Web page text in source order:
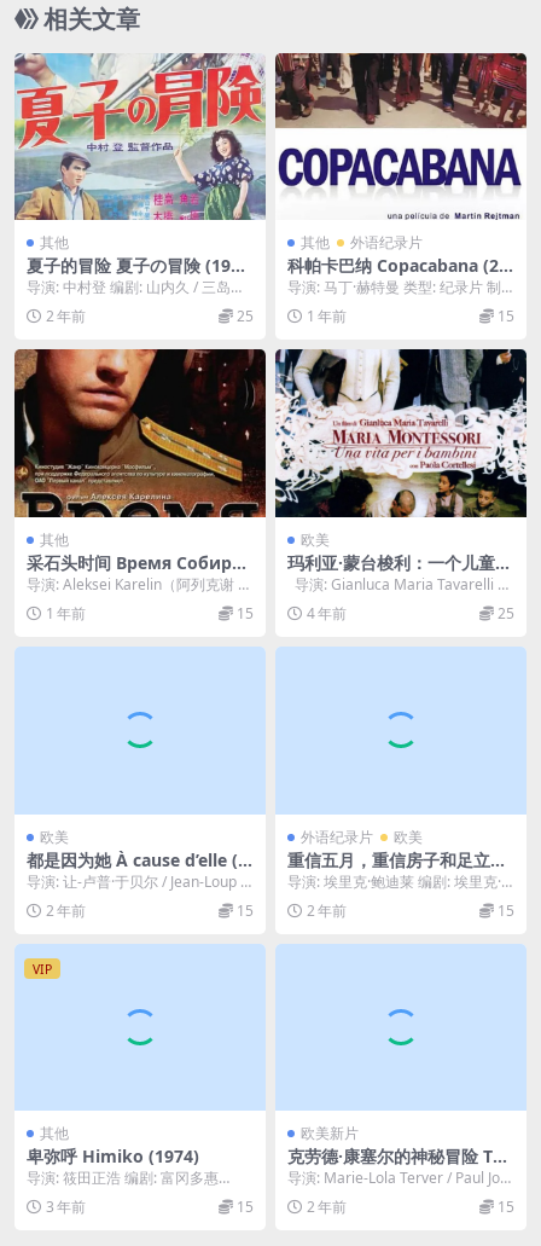
相关文章
其他
夏子的冒险 夏子の冒険 (195
3)
导演: 中村登 编剧: 山内久 / 三岛由
纪夫 主演: 角梨枝子 / 若原雅夫 ...
2 年前 25
其他 外语纪录片
科帕卡巴纳 Copacabana (20
06)
导演: 马丁·赫特曼 类型: 纪录片 制
片国家/地区: 阿根廷 片长: 56分钟...
1 年前 15
其他
采石头时间 Время Собират
ь Камни (2005)
导演: Aleksei Karelin（阿列克谢 卡
列宁） 主演: Vladim...
1 年前 15
欧美
玛利亚·蒙台梭利：一个儿童的
生命 Maria Montessori: una
vita per i bambini (2007)
导演: Gianluca Maria Tavarelli 编
剧: ...
4 年前 25
欧美
都是因为她 À cause d’elle (1
993)
导演: 让-卢普·于贝尔 / Jean-Loup H
ubert 编剧: 让-卢普...
2 年前 15
外语纪录片 欧美
重信五月，重信房子和足立正
生的远征记及无映像的27年
L’anabase de May et Fusak
o Shigenobu, Masao Adach
导演: 埃里克·鲍迪莱 编剧: 埃里克·
鲍迪莱 主演: Fusako Shige...
2 年前 15
VIP
其他
卑弥呼 Himiko (1974)
导演: 筱田正浩 编剧: 富冈多惠
子 / 筱田正浩 主演: 岩下志麻 / 草刈
正...3 年前 15
欧美新片
克劳德·康塞尔的神秘冒险 Th
e.Mysterious.Adventures.o
f.Claude.Conseil.2023
导演: Marie-Lola Terver / Paul Jou
sselin 类...
2 年前 15